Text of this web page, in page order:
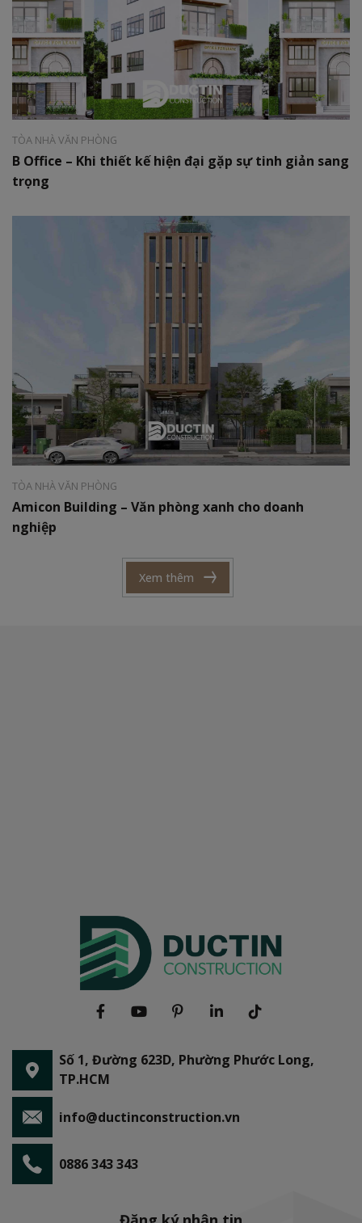
Phong cách:Hiện đại
Diện tích:
171m2
TÒA NHÀ VĂN PHÒNG
B Office – Khi thiết kế hiện đại gặp sự tinh giản sang
trọng
Phong cách:Hiện đại
Diện tích:171m2
TÒA NHÀ VĂN PHÒNG
Amicon Building – Văn phòng xanh cho doanh
nghiệp
Xem thêm
Số 1, Đường 623D, Phường Phước Long,
TP.HCM
info@ductinconstruction.vn
0886 343 343